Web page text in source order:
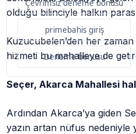
Çevrimsiz deneme bonusu
primebahis giriş
Deneme bonusu
olduğu bilinciyle halkın
Kuzucubelen’den her
hizmeti bu mahalleye de
Seçer, Akarca Mahallesi
Ardından Akarca’ya giden
yazın artan nüfus nedeniyle